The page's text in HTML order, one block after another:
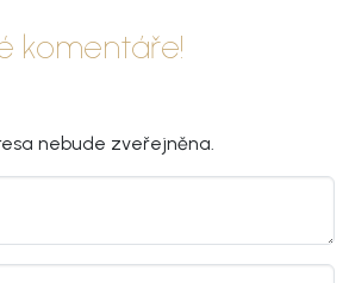
komentáře!
nebude zveřejněna.